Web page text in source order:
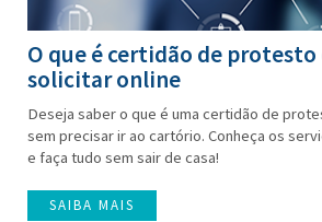
O que é certidão de protesto
solicitar online
Deseja saber o que é uma certidão de
sem precisar ir ao cartório. Conheça os
e faça tudo sem sair de casa!
SAIBA MAIS